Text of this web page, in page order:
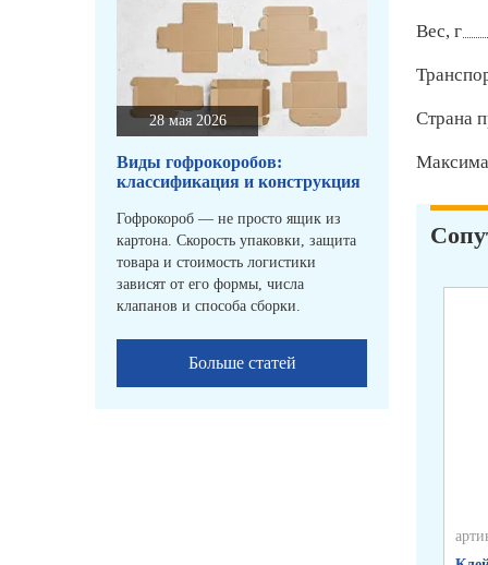
28 мая 2026
Виды гофрокоробов:
классификация и конструкция
Гофрокороб — не просто ящик из
картона. Скорость упаковки, защита
товара и стоимость логистики
зависят от его формы, числа
клапанов и способа сборки.
Больше статей
Вес, г
Страна